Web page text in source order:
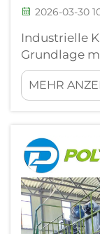
2026-03-30
Industrielle
Grundlage
Anlagen und
MEHR